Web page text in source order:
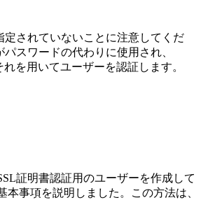
定されていないことに注意してくだ
パスワードの代わりに使用され、
れを用いてユーザーを認証します。
証明書認証用のユーザーを作成して
本事項を説明しました。この方法は、